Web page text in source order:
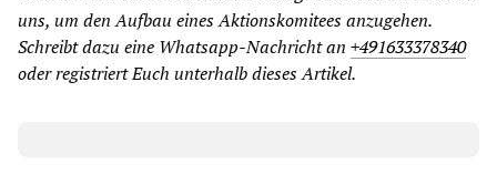
uns, um den Aufbau eines Aktionskomitees anzugehen.
Schreibt dazu eine Whatsapp-Nachricht an +491633378340
oder registriert Euch unterhalb dieses Artikel.